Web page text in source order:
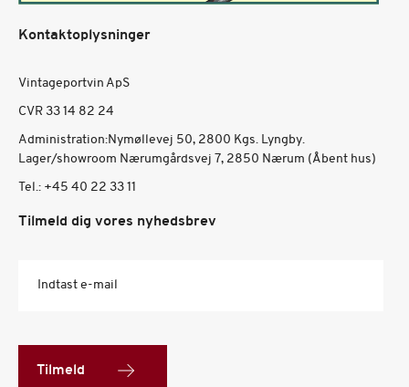
Kontaktoplysninger
Vintageportvin ApS
CVR 33 14 82 24
Administration:Nymøllevej 50, 2800 Kgs. Lyngby.
Lager/showroom Nærumgårdsvej 7, 2850 Nærum (Åbent hus)
Tel.: +45 40 22 33 11
Tilmeld dig vores nyhedsbrev
Indtast e-mail
Tilmeld